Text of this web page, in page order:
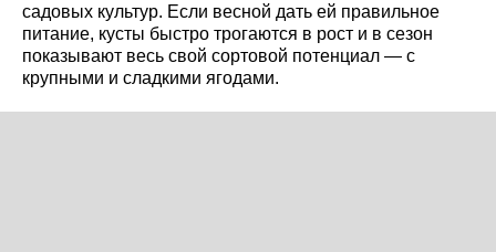
садовых культур. Если весной дать ей правильное
питание, кусты быстро трогаются в рост и в сезон
показывают весь свой сортовой потенциал — с
крупными и сладкими ягодами.